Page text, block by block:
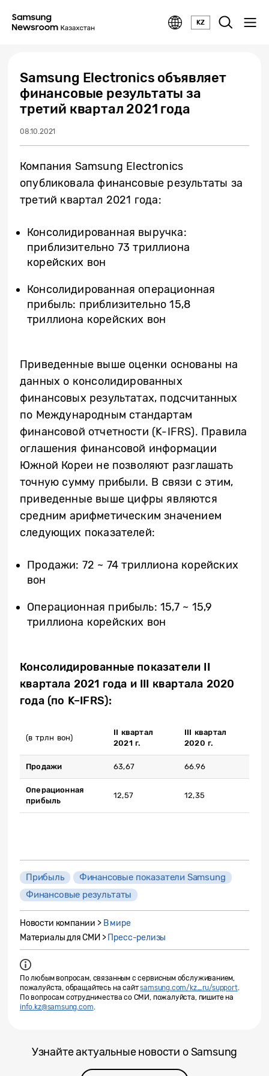
KZ
Samsung Electronics объявляет
финансовые результаты за
третий квартал 2021 года
08.10.2021
Компания Samsung Electronics
опубликовала финансовые результаты за
третий квартал 2021 года:
Консолидированная выручка:
приблизительно 73 триллиона
корейских вон
Консолидированная операционная
прибыль: приблизительно 15,8
триллиона корейских вон
Приведенные выше оценки основаны на
данных о консолидированных
финансовых результатах, подсчитанных
по Международным стандартам
финансовой отчетности (K-IFRS). Правила
оглашения финансовой информации
Южной Кореи не позволяют разглашать
точную сумму прибыли. В связи с этим,
приведенные выше цифры являются
средним арифметическим значением
следующих показателей:
Продажи: 72 ~ 74 триллиона корейских
вон
Операционная прибыль: 15,7 ~ 15,9
триллиона корейских вон
Консолидированные показатели II
квартала 2021 года и III квартала 2020
года (по K–IFRS):
(в трлн вон)
II квартал
2021 г.
III квартал
2020 г.
Продажи 63,67 66.96
Операционная
прибыль
12,57 12,35
Прибыль
Финансовые показатели Samsung
Финансовые результаты
Новости компании > В мире
Материалы для СМИ > Пресс-релизы
По любым вопросам, связанным с сервисным обслуживанием,
пожалуйста, обращайтесь на сайтsamsung.com/kz_ru/support.
По вопросам сотрудничества со СМИ, пожалуйста, пишите на
info.kz@samsung.com.
Узнайте актуальные новости о Samsung